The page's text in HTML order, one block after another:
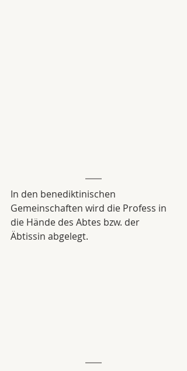
In den benediktinischen
Gemeinschaften wird die Profess in
die Hände des Abtes bzw. der
Äbtissin abgelegt.